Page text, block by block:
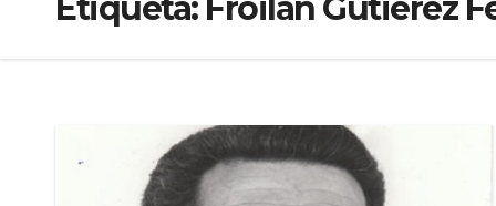
Etiqueta: Froilán Gutiérez